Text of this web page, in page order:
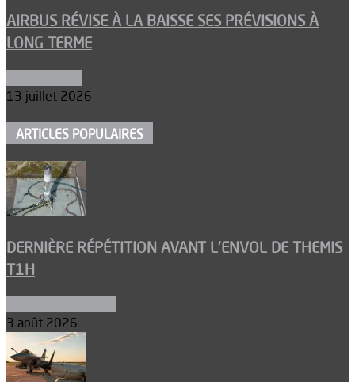
AIRBUS RÉVISE À LA BAISSE SES PRÉVISIONS À
LONG TERME
13 juillet 2026
ARTICLES POPULAIRES
DERNIÈRE RÉPÉTITION AVANT L’ENVOL DE THEMIS
T1H
3 août 2026